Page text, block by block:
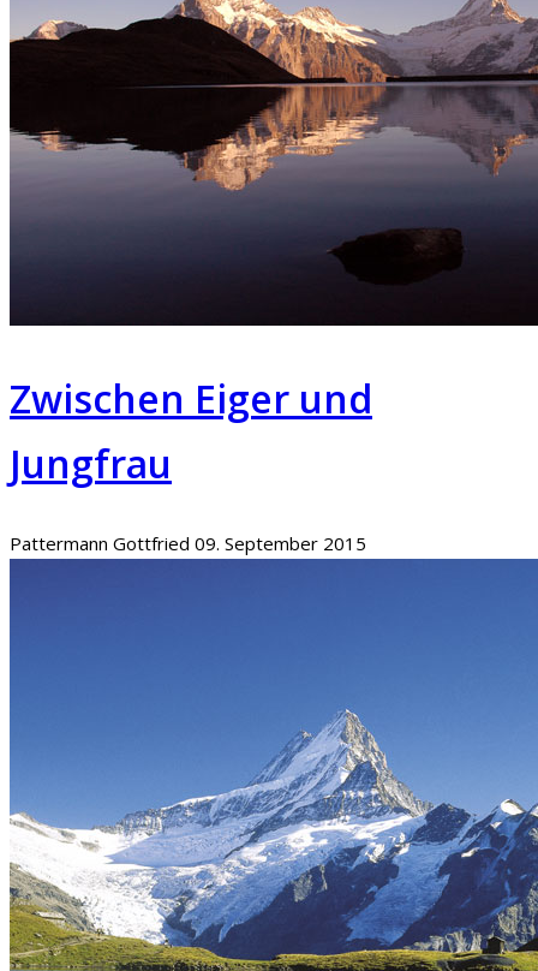
Zwischen Eiger und
Jungfrau
Pattermann Gottfried 09. September 2015